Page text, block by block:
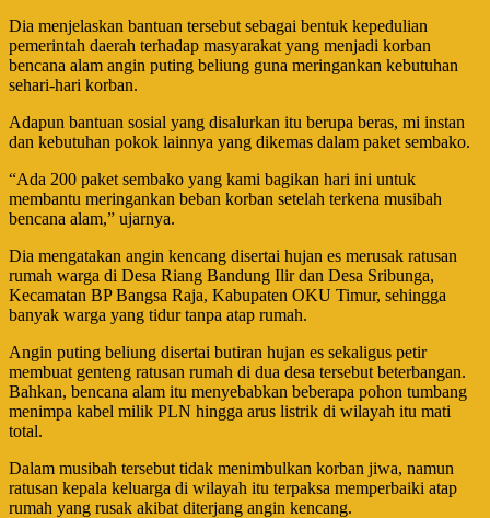
Dia menjelaskan bantuan tersebut sebagai bentuk kepedulian
pemerintah daerah terhadap masyarakat yang menjadi korban
bencana alam angin puting beliung guna meringankan kebutuhan
sehari-hari korban.
Adapun bantuan sosial yang disalurkan itu berupa beras, mi instan
dan kebutuhan pokok lainnya yang dikemas dalam paket sembako.
“Ada 200 paket sembako yang kami bagikan hari ini untuk
membantu meringankan beban korban setelah terkena musibah
bencana alam,” ujarnya.
Dia mengatakan angin kencang disertai hujan es merusak ratusan
rumah warga di Desa Riang Bandung Ilir dan Desa Sribunga,
Kecamatan BP Bangsa Raja, Kabupaten OKU Timur, sehingga
banyak warga yang tidur tanpa atap rumah.
Angin puting beliung disertai butiran hujan es sekaligus petir
membuat genteng ratusan rumah di dua desa tersebut beterbangan.
Bahkan, bencana alam itu menyebabkan beberapa pohon tumbang
menimpa kabel milik PLN hingga arus listrik di wilayah itu mati
total.
Dalam musibah tersebut tidak menimbulkan korban jiwa, namun
ratusan kepala keluarga di wilayah itu terpaksa memperbaiki atap
rumah yang rusak akibat diterjang angin kencang.